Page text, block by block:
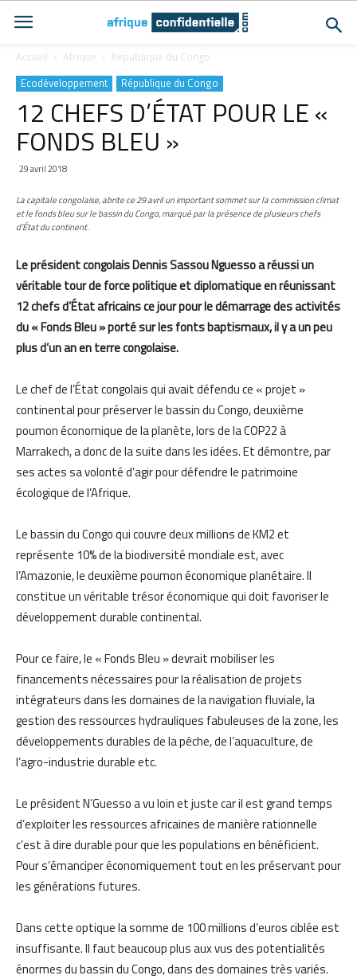
Accueil Afrique République du Congo
Ecodéveloppement République du Congo
12 CHEFS D’ÉTAT POUR LE «
FONDS BLEU »
29 avril 2018
La capitale congolaise, abrite ce 29 avril un important sommet sur la commission climat
et le fonds bleu sur le bassin du Congo, marqué par la présence de plusieurs chefs
d’État du continent.
Le président congolais Dennis Sassou Nguesso a réussi un
véritable tour de force politique et diplomatique en réunissant
12 chefs d’État africains ce jour pour le démarrage des activités
du « Fonds Bleu » porté sur les fonts baptismaux, il y a un peu
plus d’un an en terre congolaise.
Le chef de l’État congolais qui avait défendu ce « projet »
continental pour préserver le bassin du Congo, deuxième
poumon économique de la planète, lors de la COP22 à
Marrakech, a donc de la suite dans les idées. Et démontre, par
ses actes sa volonté d’agir pour défendre le patrimoine
écologique de l’Afrique.
Le bassin du Congo qui couvre deux millions de KM2 et
représente 10% de la biodiversité mondiale est, avec
l’Amazonie, le deuxième poumon économique planétaire. Il
constitue un véritable trésor économique qui doit favoriser le
développement durable continental.
Pour ce faire, le « Fonds Bleu » devrait mobiliser les
financements nécessaires pour la réalisation de projets
intégrateurs dans les domaines de la navigation fluviale, la
gestion des ressources hydrauliques fabuleuses de la zone, les
développements durables de la pêche, de l’aquaculture, de
l’agro-industrie durable etc.
Le président N’Guesso a vu loin et juste car il est grand temps
d’exploiter les ressources africaines de manière rationnelle
c’est à dire durable pour que les populations en bénéficient.
Pour s’émanciper économiquement tout en les préservant pour
les générations futures.
Dans cette optique la somme de 100 millions d’euros ciblée est
insuffisante. Il faut beaucoup plus aux vus des potentialités
énormes du bassin du Congo, dans des domaines très variés.